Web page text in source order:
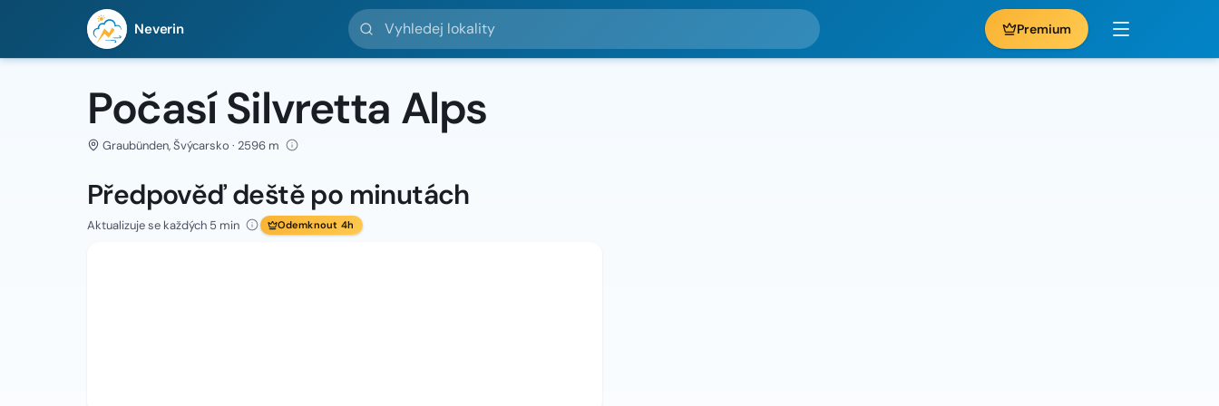
Neverin
Vyhledej lokality
Premium
Počasí Silvretta Alps
Graubünden, Švýcarsko · 2596 m
Předpověď deště po minutách
Aktualizuje se každých 5 min Odemknout 4h